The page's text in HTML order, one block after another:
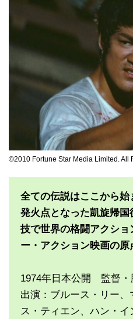
©2010 Fortune Star Media Limited. All
全ての伝説はここから
発火点となった凱旋帰
技で世界の格闘アクシ
ー・アクション映画の原
1974年日本公開 監督・
出演：ブルース・リー
ス・ティエン、ハン・イ